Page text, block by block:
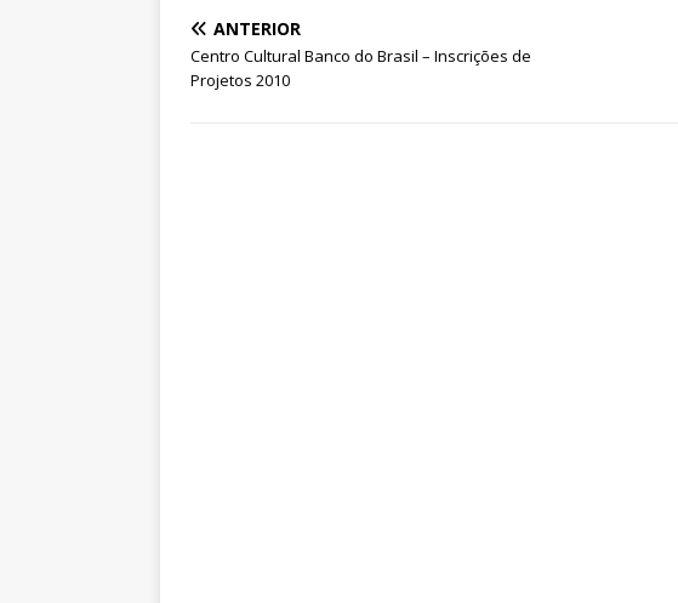
A
p
p
b
o
o
n
ANTERIOR
Centro Cultural Banco do Brasil – Inscrições de
Projetos 2010